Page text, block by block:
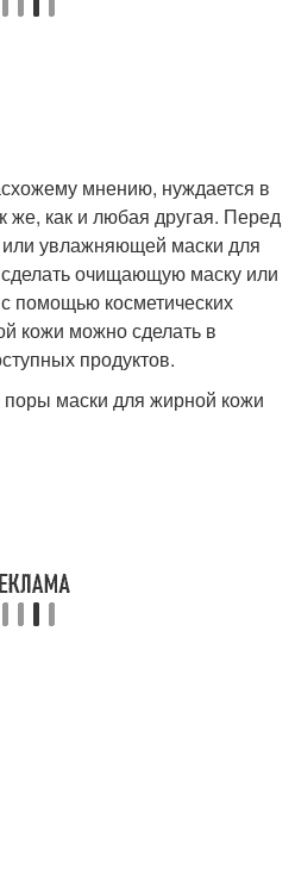
Картофельно-луковая
маска
Приготовления при
мнению, нуждается в
же, как и любая другая. Перед
увлажняющей маски для
очищающую маску или
помощью косметических
кожи можно сделать в
продуктов.
маски для жирной кожи